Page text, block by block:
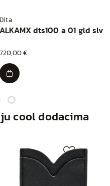
Dita
ALKAMX dts100 a 01 gld slv
720,00 €
cool dodacima